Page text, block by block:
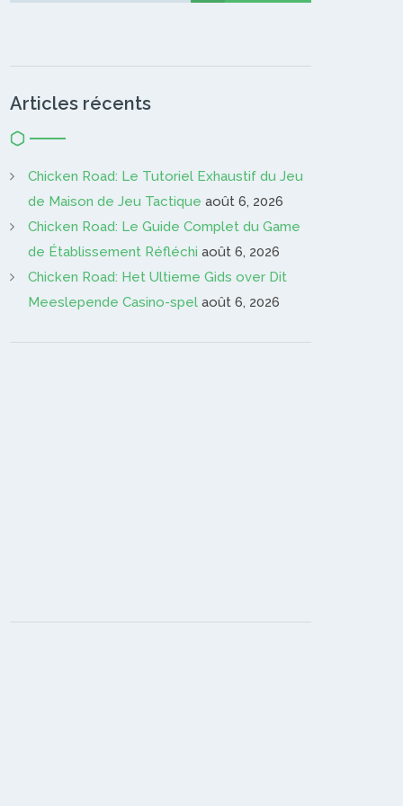
Articles récents
Chicken Road: Le Tutoriel Exhaustif du Jeu
de Maison de Jeu Tactique août 6, 2026
Chicken Road: Le Guide Complet du Game
de Établissement Réfléchi août 6, 2026
Chicken Road: Het Ultieme Gids over Dit
Meeslepende Casino-spel août 6, 2026